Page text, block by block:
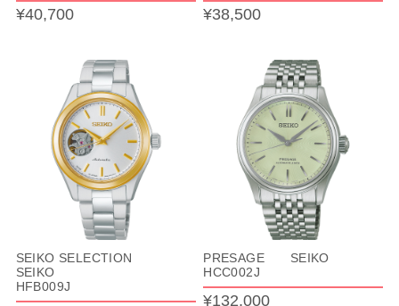
¥40,700 ¥38,500
SEIKO SELECTION
SEIKO
HFB009J
PRESAGE SEIKO
HCC002J
¥132,000